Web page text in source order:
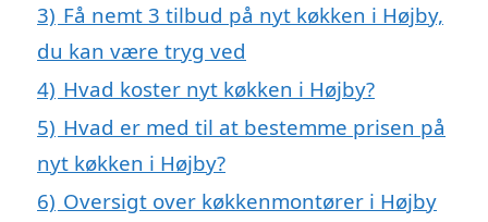
3) Få nemt 3 tilbud på nyt køkken i Højby,
du kan være tryg ved
4) Hvad koster nyt køkken i Højby?
5) Hvad er med til at bestemme prisen på
nyt køkken i Højby?
6) Oversigt over køkkenmontører i Højby